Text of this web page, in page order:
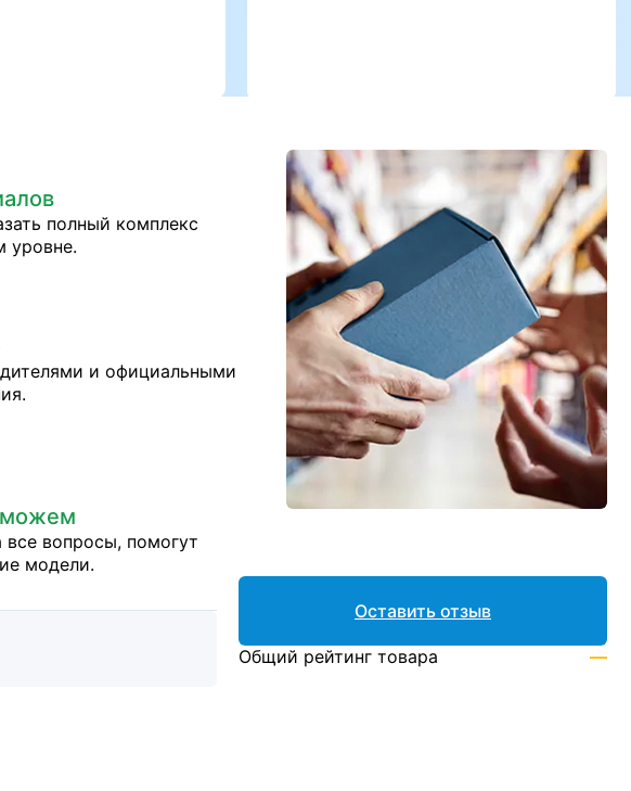
полный комплекс
уровне.
и официальными
все вопросы, помогут
модели.
Оставить отзыв
Общий рейтинг товара —